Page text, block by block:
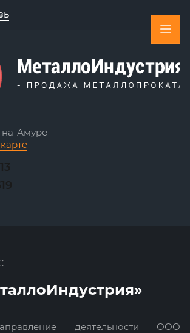
на-Амуре
деятельности ООО